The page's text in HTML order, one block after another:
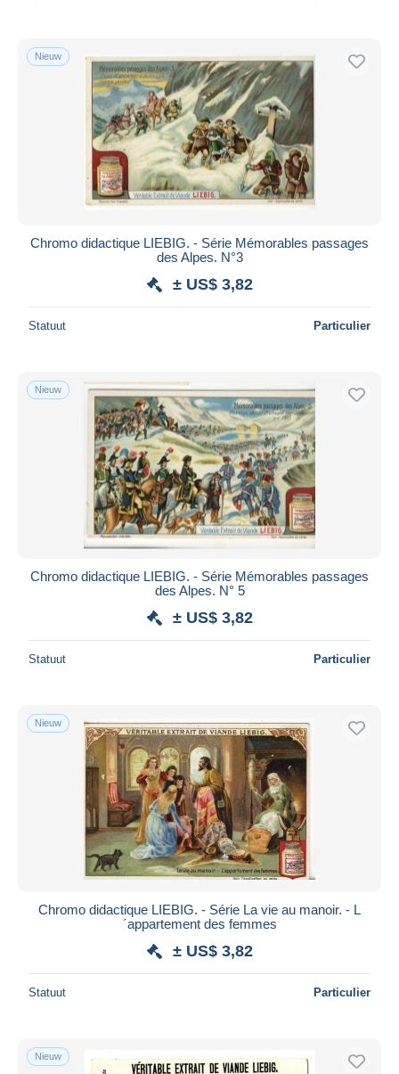
Nieuw
Chromo didactique LIEBIG. - Série Mémorables passages
des Alpes. N°3
± US$ 3,82
Statuut Particulier
Nieuw
Chromo didactique LIEBIG. - Série Mémorables passages
des Alpes. N° 5
± US$ 3,82
Statuut Particulier
Nieuw
Chromo didactique LIEBIG. - Série La vie au manoir. - L
´appartement des femmes
± US$ 3,82
Statuut Particulier
Nieuw